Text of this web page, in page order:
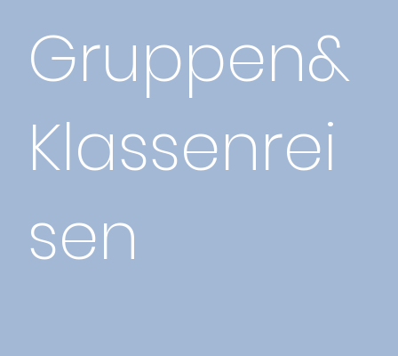
Gruppen&
Klassenrei
sen